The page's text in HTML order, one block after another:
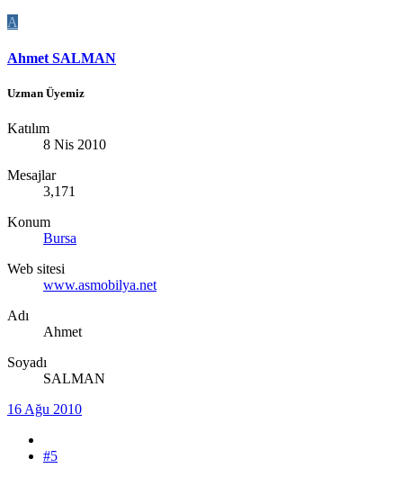
A
Ahmet SALMAN
Uzman Üyemiz
Katılım
8 Nis 2010
Mesajlar
3,171
Konum
Bursa
Web sitesi
www.asmobilya.net
Adı
Ahmet
Soyadı
SALMAN
16 Ağu 2010
#5